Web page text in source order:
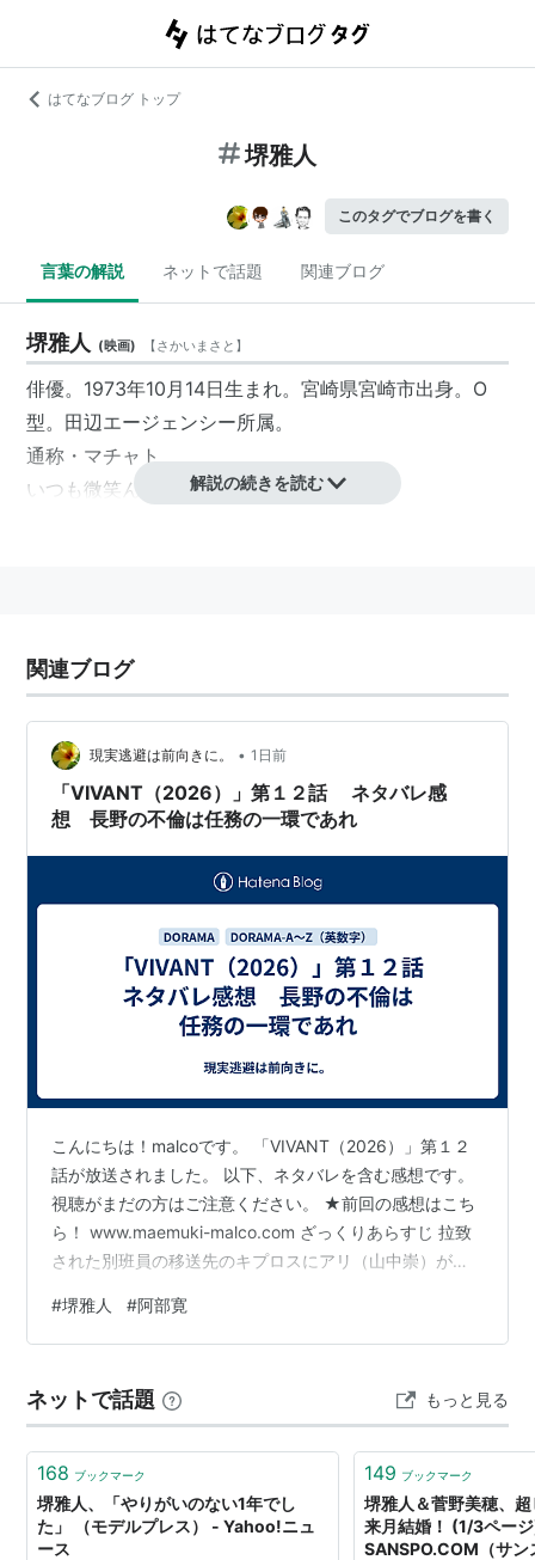
はてなブログ トップ
堺雅人
このタグでブログを書く
言葉の解説 ネットで話題 関連ブログ
堺雅人 (映画) 【さかいまさと 】
俳優。1973年10月14日生まれ。宮崎県宮崎市出身。O
型。田辺エージェンシー所属。
通称・マチャト
いつも微笑んでいるような顔つきが印象的。
敬助役でレギュラー出演。常に微笑を浮かべた表情が話
題を集め、新たなファン層を獲得。
2013年4月、菅野美穂と結婚することが報道された。
映画
2000年 ひまわり - 平野雄一 役
2001年 The Goddess of 1967
2001年 ココニイルコト - 前野悦朗 役
2002年 太郎 - サトシ 役
2007年 スキヤキ・ウエスタン ジャンゴ - 平重盛
役
2008年 アフタースクール - 木村一樹 役
2008年 クライマーズ・ハイ - 佐山達哉 役
2008年 ジャージの二人 - 主演・功 役
2009年 南極料理人 - 主演・西村淳 役
2009年 クヒオ大佐 - 主演・クヒオ大佐 役
2010年 ゴールデンスランバー - 主演・青柳雅春 役
2010年 武士の家計簿 - 主演・猪山直之 役
2011年 行け!男子高校演劇部 ※カメオ出演
解説の続きを読む
関連ブログ
現実逃避は前向きに。 • 1日前
「VIVANT（2026）」第１２話 ネタバレ感
想 長野の不倫は任務の一環であれ
こんにちは！malcoです。 「VIVANT（2026）」第１２
話が放送されました。 以下、ネタバレを含む感想です。
視聴がまだの方はご注意ください。 ★前回の感想はこち
ら！ www.maemuki-malco.com ざっくりあらすじ 拉致
された別班員の移送先のキプロスにアリ（山中崇）がい
ターを仕切っていた幹部だった。新庄（竜星涼）を逃す
手引きをしたかもしれないと考えた乃木（堺雅人）は、
束して新庄に関して問い詰める。アリは新庄の逃亡には
関わっていなかったが、モニターとして働いていた頃の
新庄の情…
#堺雅人 #阿部寛
ネットで話題 もっと見る
168 ブックマーク
堺雅人、「やりがいのない1年でし
た」 （モデルプレス） - Yahoo!ニュ
ース
149 ブックマーク
堺雅人＆菅野美穂、
来月結婚！ (1/3ペー
SANSPO.COM（サン